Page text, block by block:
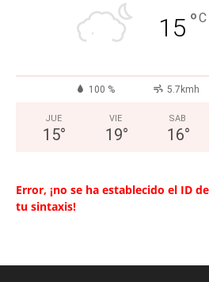
15 °C
100 % 5.7kmh
JUE
15°
VIE
19°
SAB
16°
Error, ¡no se ha establecido el ID
tu sintaxis!